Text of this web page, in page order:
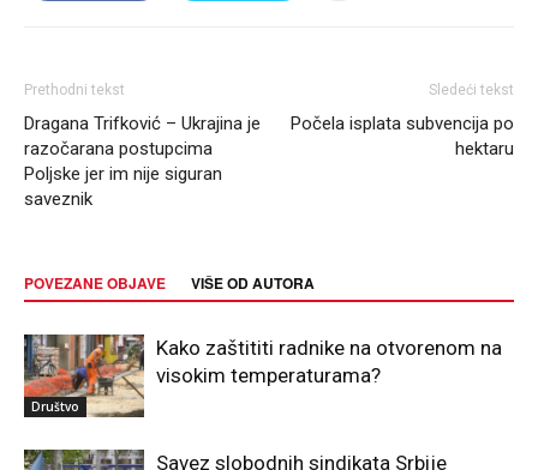
Prethodni tekst
Dragana Trifković – Ukrajina je
razočarana postupcima
Poljske jer im nije siguran
saveznik
Sledeći tekst
Počela isplata subvencija po
hektaru
POVEZANE OBJAVE VIŠE OD AUTORA
Društvo
Kako zaštititi radnike na otvorenom na
visokim temperaturama?
Savez slobodnih sindikata Srbije